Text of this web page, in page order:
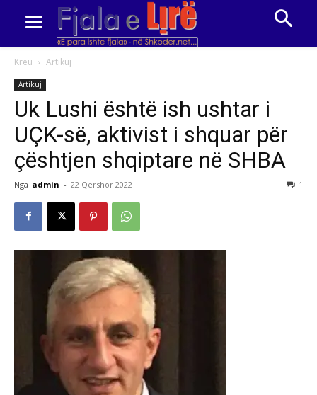
Kreu Artikuj
Artikuj
Uk Lushi është ish ushtar i
UÇK-së, aktivist i shquar për
çështjen shqiptare në SHBA
Nga admin - 22 Qershor 2022 1